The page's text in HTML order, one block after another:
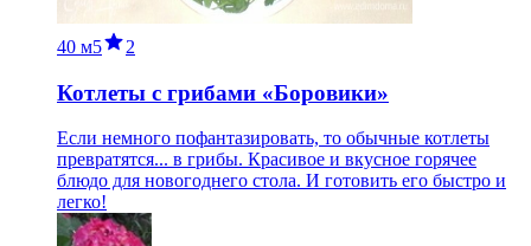
40 м5 2
Котлеты с грибами «Боровики»
Если немного пофантазировать, то обычные котлеты
превратятся... в грибы. Красивое и вкусное горячее
блюдо для новогоднего стола. И готовить его быстро и
легко!